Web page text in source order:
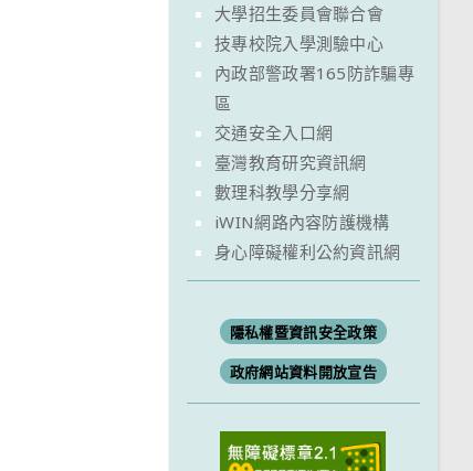
大學招生委員會聯合會
技專校院入學測驗中心
內政部警政署165防詐騙專
區
交通安全入口網
臺灣教育研究資訊網
數理科教學分享網
iWIN網路內容防護機構
身心障礙權利公約資訊網
隱私權暨資訊安全政策
政府網站資料開放宣告